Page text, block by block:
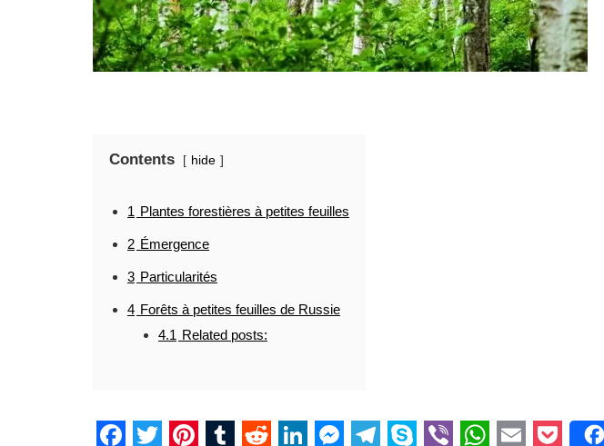
Contents hide
1 Plantes forestières à petites feuilles
2 Émergence
3 Particularités
4 Forêts à petites feuilles de Russie
4.1 Related posts: